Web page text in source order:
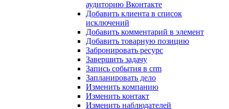
аудиторию Вконтакте
Добавить клиента в список
исключений
Добавить комментарий в элемент
Добавить товарную позицию
Забронировать ресурс
Завершить задачу
Запись события в crm
Запланировать дело
Изменить компанию
Изменить контакт
Изменить наблюдателей